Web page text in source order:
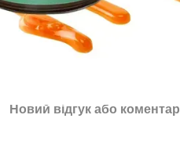
Новий відгук або коментар